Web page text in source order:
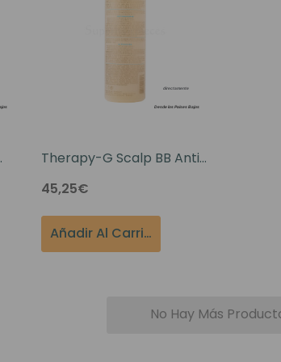
Therapy-G Scalp BB Anti-
Aging Shampoo For
Thinning Hair 12oz
45,25€
Añadir Al Carrito
No Hay Más